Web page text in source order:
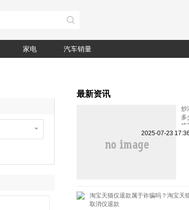
家电 汽车销量
最新资讯
炒
多
接
特
2025-07-23
淘宝天猫仅退款属于诈骗吗？淘宝天
取消仅退款